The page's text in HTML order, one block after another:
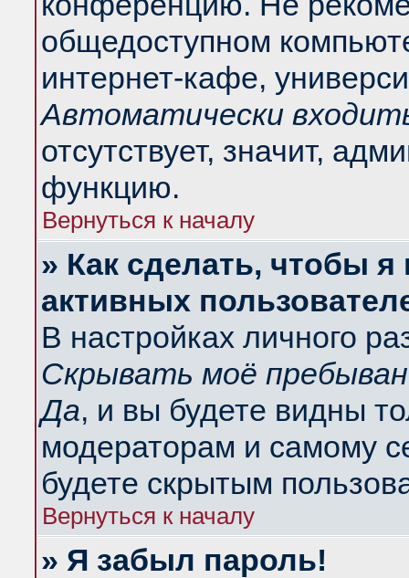
общедоступном
интернет-кафе,
Автоматически
отсутствует, значит,
функцию.
Вернуться к началу
» Как сделать, чтобы
активных
В настройках личного
Скрывать моё
Да, и вы будете видны
модераторам и самому
будете скрытым
Вернуться к началу
» Я забыл пароль!